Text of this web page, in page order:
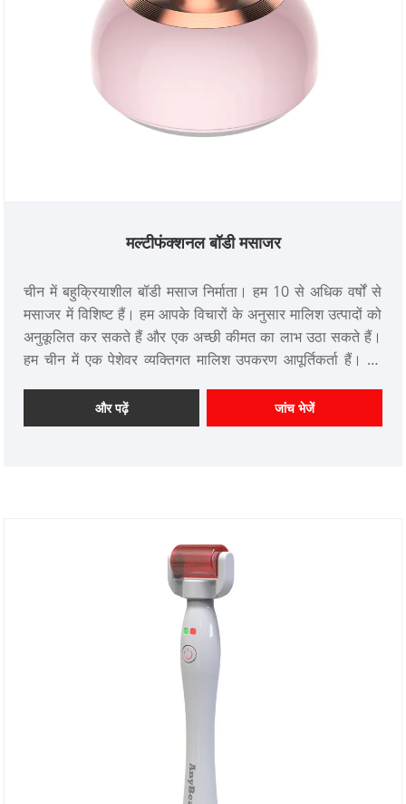
मल्टीफंक्शनल बॉडी मसाजर
चीन में बहुक्रियाशील बॉडी मसाज निर्माता। हम 10 से अधिक वर्षों से
मसाजर में विशिष्ट हैं। हम आपके विचारों के अनुसार मालिश उत्पादों को
अनुकूलित कर सकते हैं और एक अच्छी कीमत का लाभ उठा सकते हैं।
हम चीन में एक पेशेवर व्यक्तिगत मालिश उपकरण आपूर्तिकर्ता हैं। हम
और पढ़ें जांच भेजें